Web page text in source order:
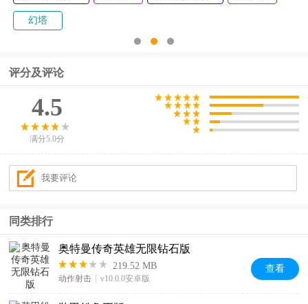
幻塔
评分及评论
4.5
满分5.0分
同类排行
奥特曼传奇英雄无限钻石版
219.52 MB
动作射击 v10.0.0安卓版
查看